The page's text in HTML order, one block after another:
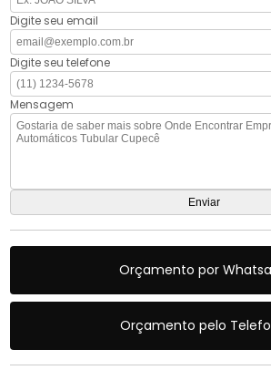
Digite seu email
Digite seu telefone
Mensagem
Orçamento por
Orçamento pelo